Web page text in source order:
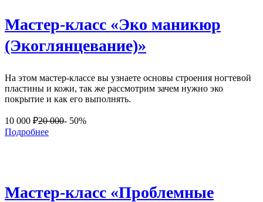
Мастер-класс «Эко маникюр
(Экоглянцевание)»
На этом мастер-классе вы узнаете основы строения ногтевой
пластины и кожи, так же рассмотрим зачем нужно эко
покрытие и как его выполнять.
10 000 ₽20 000- 50%
Подробнее
Мастер-класс «Проблемные